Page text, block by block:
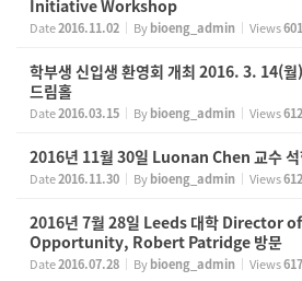
Initiative Workshop
Date2016.11.02 Bybioeng_admin Views
학부생 신입생 환영회 개최 2016. 3. 14(
드림홀
Date2016.03.15 Bybioeng_admin Views
2016년 11월 30일 Luonan Chen 교수 석
Date2016.11.30 Bybioeng_admin Views
2016년 7월 28일 Leeds 대학 Director
Opportunity, Robert Patridge 방문
Date2016.07.28 Bybioeng_admin Views